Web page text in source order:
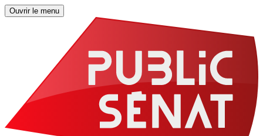
Ouvrir le menu